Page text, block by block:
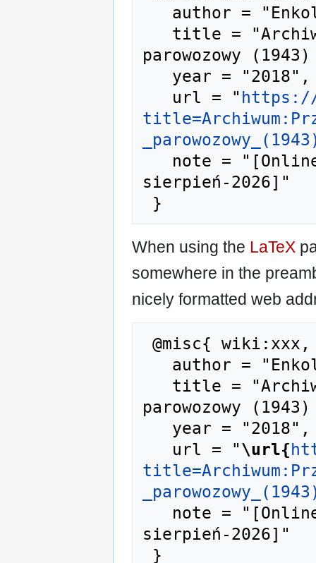
parowozowy
   url = "
sierpień-2026]"
When using the LaTeX
somewhere in the
nicely formatted web
parowozowy
   url = "
\url{
sierpień-2026]"